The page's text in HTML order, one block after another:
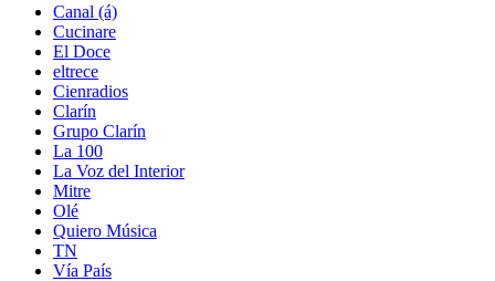
Canal (á)
Cucinare
El Doce
eltrece
Cienradios
Clarín
Grupo Clarín
La 100
La Voz del Interior
Mitre
Olé
Quiero Música
TN
Vía País